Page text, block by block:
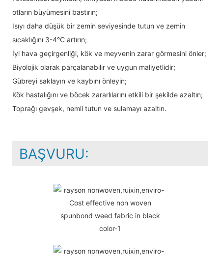
otların büyümesini bastırın;
Isıyı daha düşük bir zemin seviyesinde tutun ve zemin
sıcaklığını 3-4°C artırın;
İyi hava geçirgenliği, kök ve meyvenin zarar görmesini önler;
Biyolojik olarak parçalanabilir ve uygun maliyetlidir;
Gübreyi saklayın ve kaybını önleyin;
Kök hastalığını ve böcek zararlılarını etkili bir şekilde azaltın;
Toprağı gevşek, nemli tutun ve sulamayı azaltın.
BAŞVURU: